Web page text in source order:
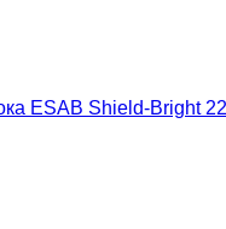
ESAB Shield-Bright